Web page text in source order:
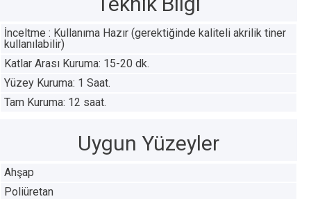
İnceltme : Kullanıma Hazır (gerektiğinde kaliteli akrilik tiner
kullanılabilir)
Katlar Arası Kuruma: 15-20 dk.
Yüzey Kuruma: 1 Saat.
Tam Kuruma: 12 saat.
Uygun Yüzeyler
Ahşap
Poliüretan